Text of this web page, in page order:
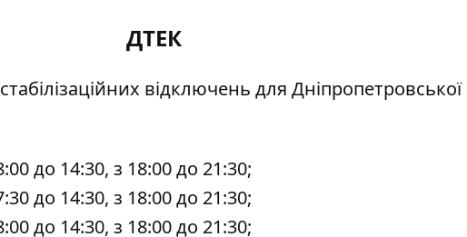
ДТЕК
відключень для Дніпропетровської
до 14:30, з 18:00 до 21:30;
до 14:30, з 18:00 до 21:30;
до 14:30, з 18:00 до 21:30;